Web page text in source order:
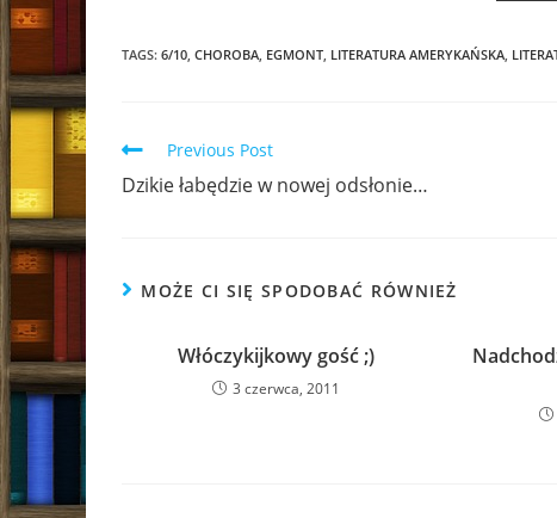
TAGS: 6/10, CHOROBA, EGMONT, LITERATURA AMERYKAŃSKA,
Read
more
articles
Previous Post
Dzikie łabędzie w nowej odsłonie…
MOŻE CI SIĘ SPODOBAĆ RÓWNIEŻ
Włóczykijkowy gość ;)
3 czerwca, 2011